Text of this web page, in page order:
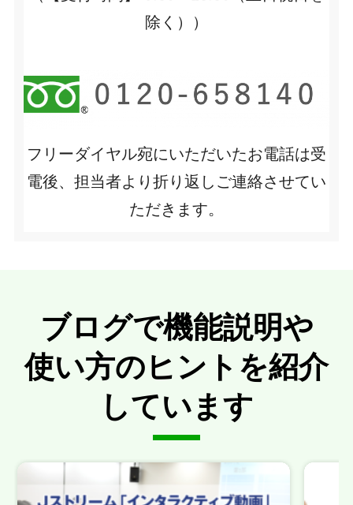
除く））
フリーダイヤル宛にいただいたお電話は受
電後、担当者より折り返しご連絡させてい
ただきます。
ブログで機能説明や
使い方のヒントを紹介
しています